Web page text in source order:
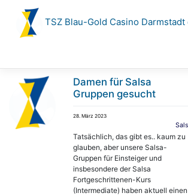
springen
TSZ Blau-Gold Casino Darmstadt
Damen für Salsa
Gruppen gesucht
28. März 2023
Tatsächlich, das gibt es.. kaum zu
glauben, aber unsere Salsa-
Gruppen für Einsteiger und
insbesondere der Salsa
Fortgeschrittenen-Kurs
(Intermediate) haben aktuell einen